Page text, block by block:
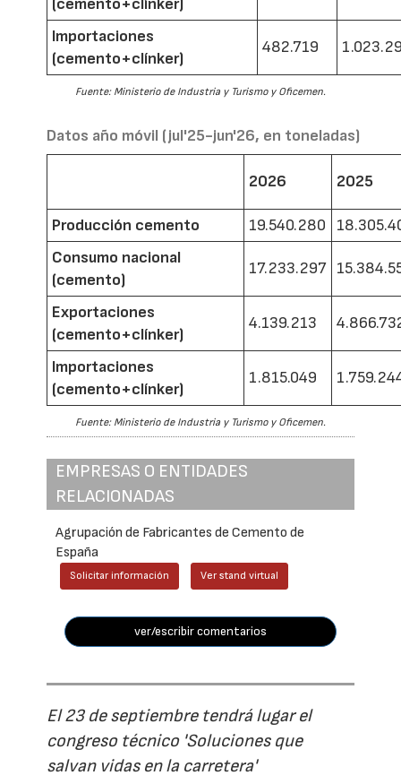
Importaciones
(cemento+clínker)
482.719
Fuente: Ministerio de Industria y Turismo y Oficemen.
Datos año móvil (jul'25-jun'26, en toneladas)
2026 2025
Producción cemento 19.540.280
Consumo nacional
(cemento)
17.233.297
Exportaciones
(cemento+clínker)
4.139.213
Importaciones
(cemento+clínker)
1.815.049
Fuente: Ministerio de Industria y Turismo y Oficemen.
EMPRESAS O ENTIDADES
RELACIONADAS
Agrupación de Fabricantes de Cemento de
España
Solicitar información Ver stand virtual
ver/escribir comentarios
El 23 de septiembre tendrá lugar el
congreso técnico 'Soluciones que
salvan vidas en la carretera'